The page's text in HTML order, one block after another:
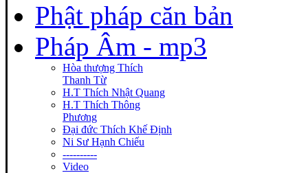
Phật pháp căn bản
Pháp Âm - mp3
Hòa thượng Thích
Thanh Từ
H.T Thích Nhật Quang
H.T Thích Thông
Phương
Đại đức Thích Khế Định
Ni Sư Hạnh Chiếu
----------
Video